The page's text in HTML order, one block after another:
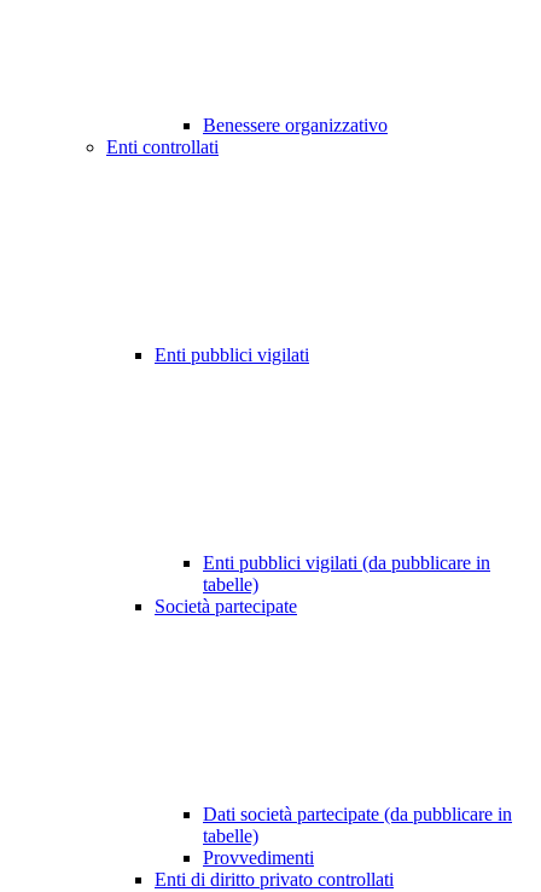
Benessere organizzativo
Enti controllati
Enti pubblici vigilati
Enti pubblici vigilati (da pubblicare in
tabelle)
Società partecipate
Dati società partecipate (da pubblicare in
tabelle)
Provvedimenti
Enti di diritto privato controllati